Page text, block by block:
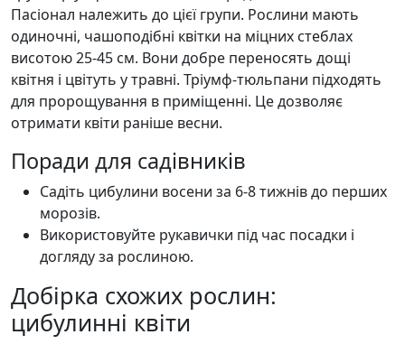
Пасіонал належить до цієї групи. Рослини мають
одиночні, чашоподібні квітки на міцних стеблах
висотою 25-45 см. Вони добре переносять дощі
квітня і цвітуть у травні. Тріумф-тюльпани підходять
для пророщування в приміщенні. Це дозволяє
отримати квіти раніше весни.
Поради для садівників
Садіть цибулини восени за 6-8 тижнів до перших
морозів.
Використовуйте рукавички під час посадки і
догляду за рослиною.
Добірка схожих рослин:
цибулинні квіти